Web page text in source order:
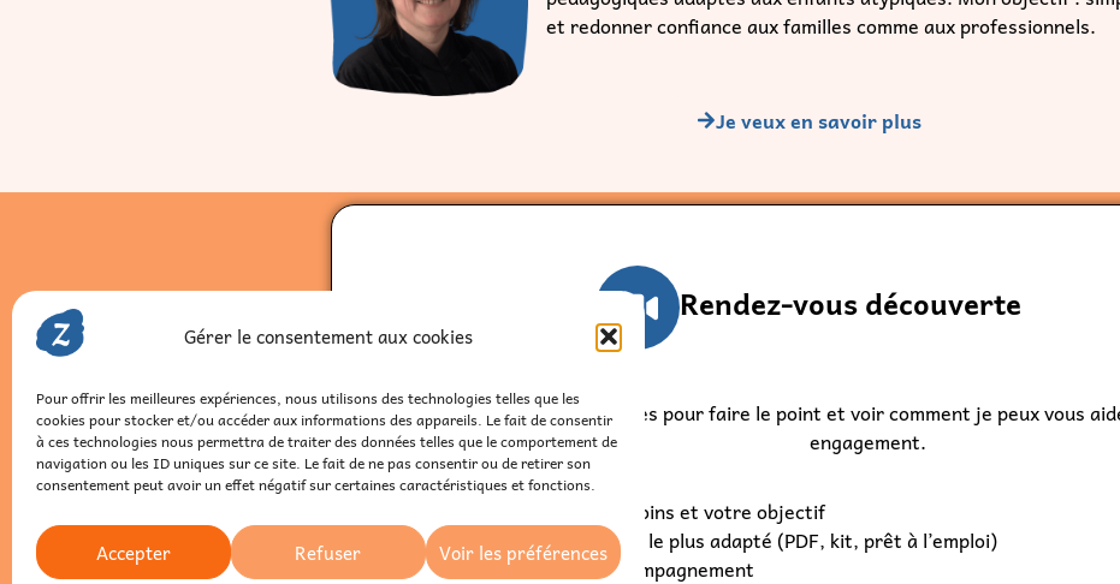
Gérer le consentement aux cookies
Pour offrir les meilleures expériences, nous utilisons des technologies telles que les
cookies pour stocker et/ou accéder aux informations des appareils. Le fait de consentir
à ces technologies nous permettra de traiter des données telles que le comportement de
navigation ou les ID uniques sur ce site. Le fait de ne pas consentir ou de retirer son
consentement peut avoir un effet négatif sur certaines caractéristiques et fonctions.
Accepter Refuser Voir les préférences
Prenez 30 minutes pour faire le point et voir comment je peux vous
Clarifier vos besoins et votre objectif
Choisir le format le plus adapté (PDF, kit, prêt à l’emploi)
Choisir son accompagnement
Je réserve
contact@zatypique.com